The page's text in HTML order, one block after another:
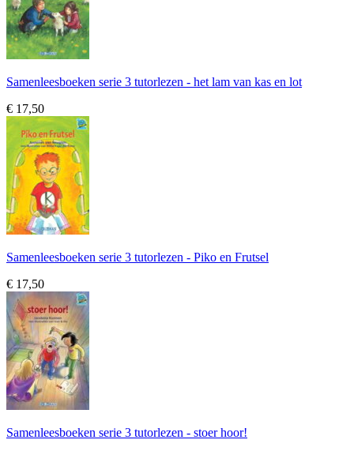
Samenleesboeken serie 3 tutorlezen - het lam van kas en lot
€ 17,50
Samenleesboeken serie 3 tutorlezen - Piko en Frutsel
€ 17,50
Samenleesboeken serie 3 tutorlezen - stoer hoor!